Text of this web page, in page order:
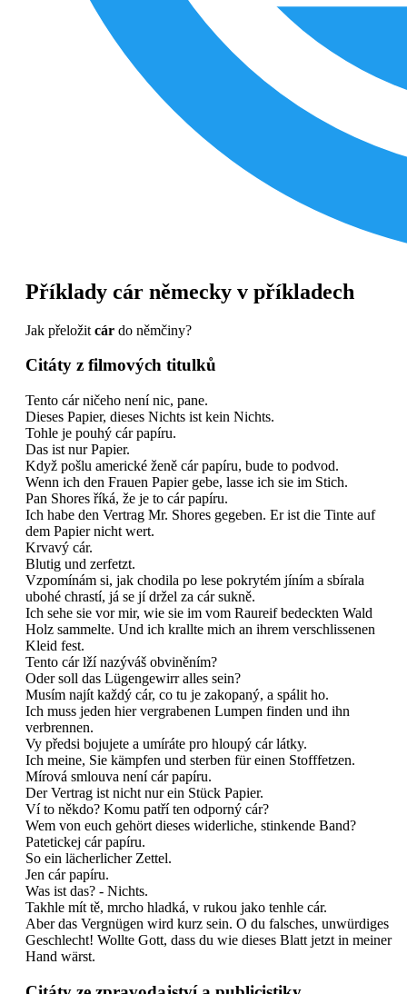
Příklady cár německy v příkladech
Jak přeložit cár do němčiny?
Citáty z filmových titulků
Tento cár ničeho není nic, pane.
Dieses Papier, dieses Nichts ist kein Nichts.
Tohle je pouhý cár papíru.
Das ist nur Papier.
Když pošlu americké ženě cár papíru, bude to podvod.
Wenn ich den Frauen Papier gebe, lasse ich sie im Stich.
Pan Shores říká, že je to cár papíru.
Ich habe den Vertrag Mr. Shores gegeben. Er ist die Tinte auf
dem Papier nicht wert.
Krvavý cár.
Blutig und zerfetzt.
Vzpomínám si, jak chodila po lese pokrytém jíním a sbírala
ubohé chrastí, já se jí držel za cár sukně.
Ich sehe sie vor mir, wie sie im vom Raureif bedeckten Wald
Holz sammelte. Und ich krallte mich an ihrem verschlissenen
Kleid fest.
Tento cár lží nazýváš obviněním?
Oder soll das Lügengewirr alles sein?
Musím najít každý cár, co tu je zakopaný, a spálit ho.
Ich muss jeden hier vergrabenen Lumpen finden und ihn
verbrennen.
Vy předsi bojujete a umíráte pro hloupý cár látky.
Ich meine, Sie kämpfen und sterben für einen Stofffetzen.
Mírová smlouva není cár papíru.
Der Vertrag ist nicht nur ein Stück Papier.
Ví to někdo? Komu patří ten odporný cár?
Wem von euch gehört dieses widerliche, stinkende Band?
Patetickej cár papíru.
So ein lächerlicher Zettel.
Jen cár papíru.
Was ist das? - Nichts.
Takhle mít tě, mrcho hladká, v rukou jako tenhle cár.
Aber das Vergnügen wird kurz sein. O du falsches, unwürdiges
Geschlecht! Wollte Gott, dass du wie dieses Blatt jetzt in meiner
Hand wärst.